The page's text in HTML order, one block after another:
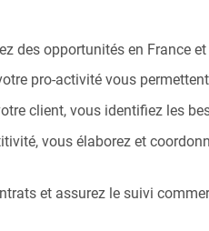
des opportunités en France
pro-activité vous
client, vous identifiez les
vous élaborez et
et assurez le suivi